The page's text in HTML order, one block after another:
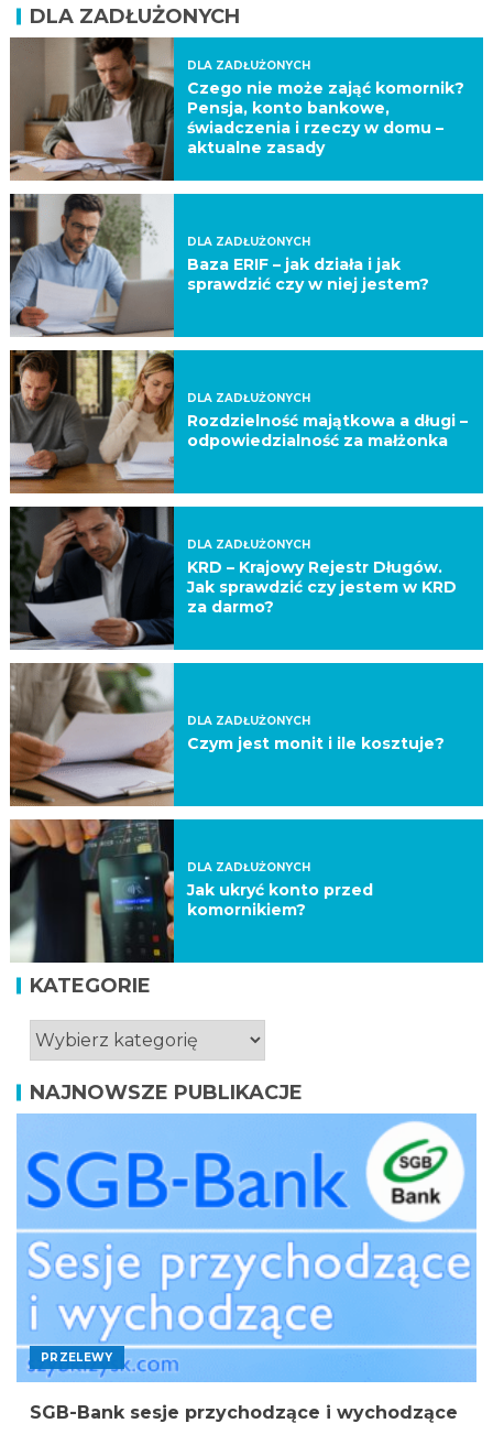
DLA ZADŁUŻONYCH
DLA ZADŁUŻONYCH
Czego nie może zająć komornik?
Pensja, konto bankowe,
świadczenia i rzeczy w domu –
aktualne zasady
DLA ZADŁUŻONYCH
Baza ERIF – jak działa i jak
sprawdzić czy w niej jestem?
DLA ZADŁUŻONYCH
Rozdzielność majątkowa a długi –
odpowiedzialność za małżonka
DLA ZADŁUŻONYCH
KRD – Krajowy Rejestr Długów.
Jak sprawdzić czy jestem w KRD
za darmo?
DLA ZADŁUŻONYCH
Czym jest monit i ile kosztuje?
DLA ZADŁUŻONYCH
Jak ukryć konto przed
komornikiem?
KATEGORIE
NAJNOWSZE PUBLIKACJE
PRZELEWY
SGB-Bank sesje przychodzące i wychodzące